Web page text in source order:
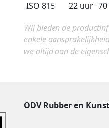
ISO 815
22 uur 70
Wij bieden de
enkele
we altijd aan de
ODV Rubber en